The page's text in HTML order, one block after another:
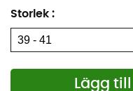
Storlek :
Lägg
Dubbelt elastiskt